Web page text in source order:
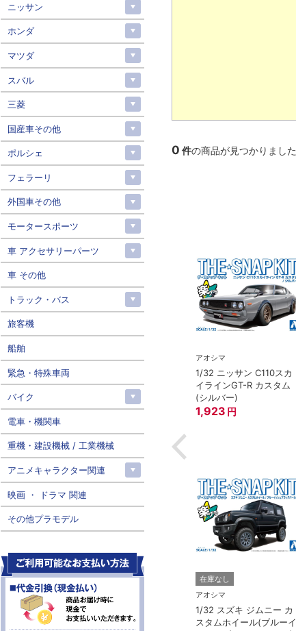
0 件の商品が見つかりました
）
R ストリート
アオシマ
アレディZ(ブリリアント
1,822円
アオシマ
1/32 ニッサン C110スカ
イラインGT-R カスタム
(シルバー)
1,923 円
在庫なし
アオシマ
1/32 スズキ ジムニー カ
スタムホイール(ブルーイ
ニッサン
ホンダ
マツダ
スバル
三菱
国産車その他
ポルシェ
フェラーリ
外国車その他
モータースポーツ
車 アクセサリーパーツ
車 その他
トラック・バス
旅客機
船舶
緊急・特殊車両
バイク
電車・機関車
重機・建設機械 / 工業機械
アニメキャラクター関連
映画 ・ ドラマ 関連
その他プラモデル